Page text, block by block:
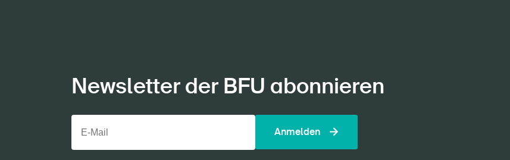
Newsletter der BFU abonnieren
Anmelden